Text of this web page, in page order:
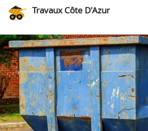
Travaux Côte D'Azur